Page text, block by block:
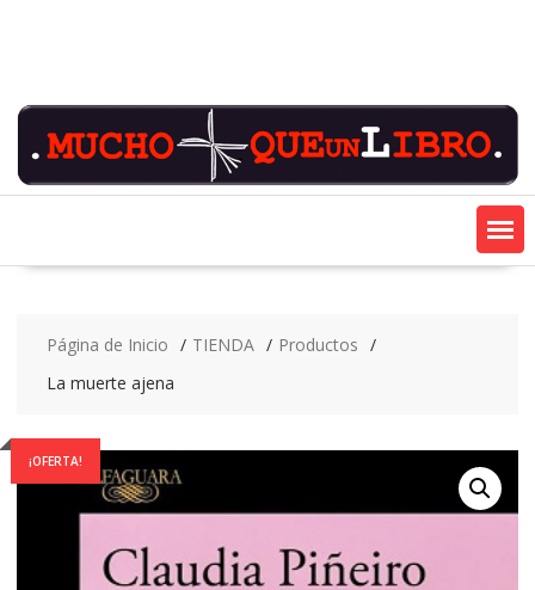
Página de Inicio TIENDA
Productos
La muerte ajena
¡OFERTA!